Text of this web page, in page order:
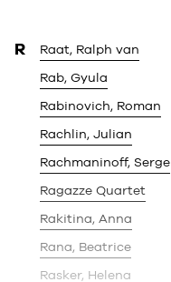
R Raat, Ralph van
Rab, Gyula
Rabinovich, Roman
Rachlin, Julian
Rachmaninoff, Serge
Ragazze Quartet
Rakitina, Anna
Rana, Beatrice
Rasker, Helena